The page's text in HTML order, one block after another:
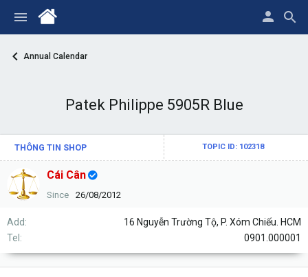
Annual Calendar
Patek Philippe 5905R Blue
THÔNG TIN SHOP TOPIC ID: 102318
Cái Cân
Since 26/08/2012
Add
16 Nguyễn Trường Tộ, P. Xóm Chiếu. HCM
Tel
0901.000001